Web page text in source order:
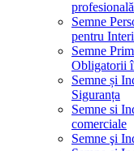
profesională
Semne
pentru
Semne
Obligatorii
Semne și
Siguranța
Semne si
comerciale
Semne şi